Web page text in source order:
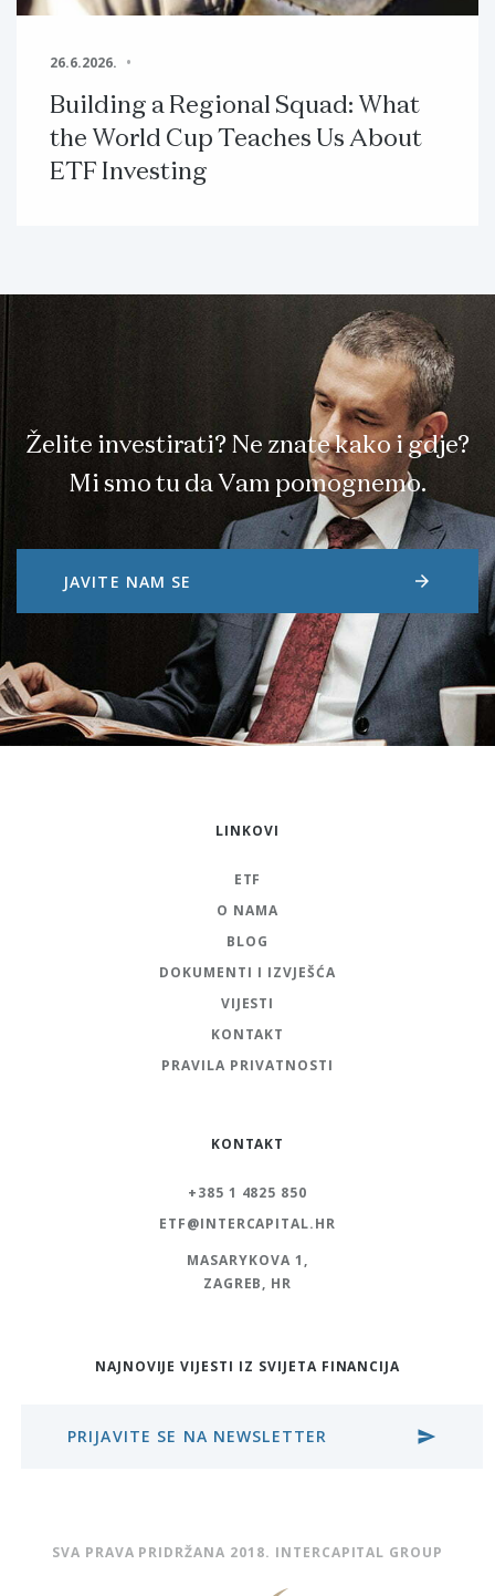
26.6.2026.
Building a Regional Squad: What
the World Cup Teaches Us About
ETF Investing
Želite investirati? Ne znate kako i gdje?
Mi smo tu da Vam pomognemo.
JAVITE NAM SE arrow_forward
LINKOVI
ETF
O NAMA
BLOG
DOKUMENTI I IZVJEŠĆA
VIJESTI
KONTAKT
PRAVILA PRIVATNOSTI
KONTAKT
+385 1 4825 850
ETF@INTERCAPITAL.HR
MASARYKOVA 1,
ZAGREB, HR
NAJNOVIJE VIJESTI IZ SVIJETA FINANCIJA
PRIJAVITE SE NA NEWSLETTER send
SVA PRAVA PRIDRŽANA 2018. INTERCAPITAL GROUP